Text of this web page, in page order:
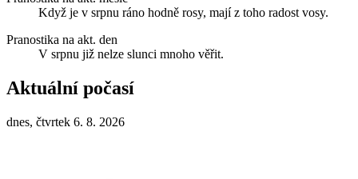
Když je v srpnu ráno hodně rosy, mají z toho radost vosy.
Pranostika na akt. den
V srpnu již nelze slunci mnoho věřit.
Aktuální počasí
dnes, čtvrtek 6. 8. 2026